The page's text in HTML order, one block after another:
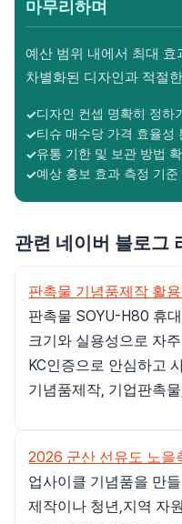
마무리하며
예산 범위 내에서 최대
차별화된 디자인과 적절
디자인 컨셉 명확히 정하
티슈 매수당 가격 효율성
유통 기한 및 보관 방법
예상 홍보 효과 측정 기준
관련 네이버 블로그
판촉물 기념품제작 활
판촉물 SOYU-H80 휴
크기와 실용성으로 자
KC인증으로 안심하고
기념품제작, 기업판촉
2026 군산 선유도 노을
업사이클 기념품을 만
제작이나 청년,지역 자